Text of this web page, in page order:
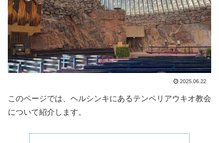
2025.06.22
このページでは、ヘルシンキにあるテンペリアウキオ教会
について紹介します。